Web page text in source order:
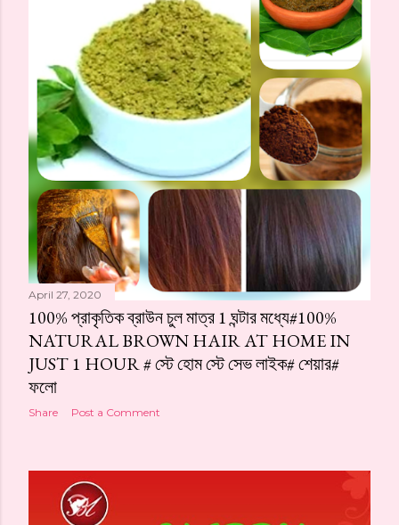
April 27, 2020
100% প্রাকৃতিক ব্রাউন চুল মাত্র 1 ঘন্টার মধ্যে#100%
NATURAL BROWN HAIR AT HOME IN
JUST 1 HOUR # স্টে হোম স্টে সেভ লাইক# শেয়ার#
ফলো
Share Post a Comment